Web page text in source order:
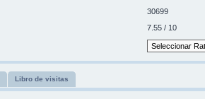
30699
7.55 / 10
Libro de visitas